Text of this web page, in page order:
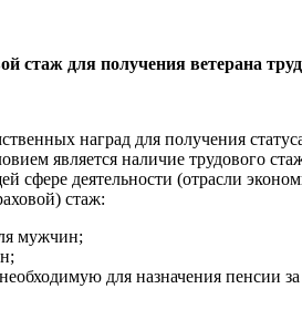
стаж для получения ветерана
наград для получения
является наличие трудового
сфере деятельности (отрасли
стаж:
мужчин;
для назначения пенсии